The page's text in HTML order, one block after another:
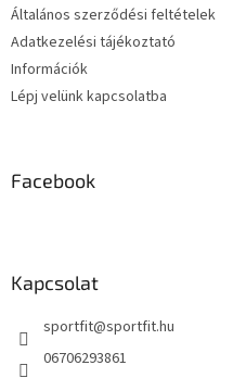
Általános szerződési feltételek
Adatkezelési tájékoztató
Információk
Lépj velünk kapcsolatba
Facebook
Kapcsolat
sportfit@sportfit.hu
06706293861